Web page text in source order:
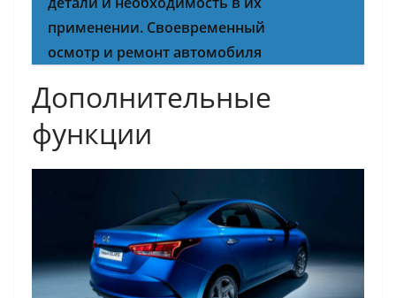
применении. Своевременный
осмотр и ремонт автомобиля
Дополнительные
функции